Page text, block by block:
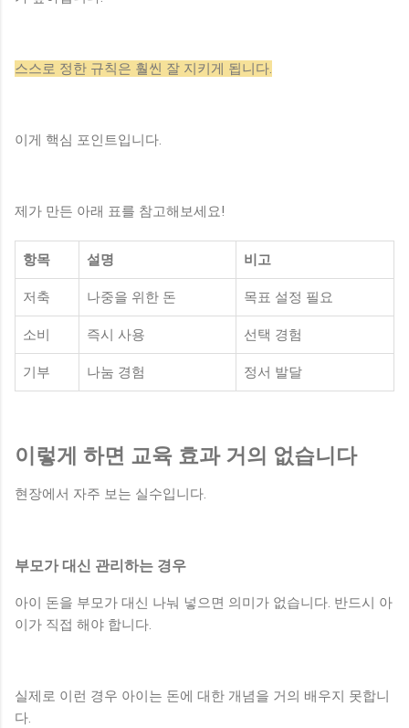
스스로 정한 규칙은 훨씬 잘 지키게 됩니다.
이게 핵심 포인트입니다.
제가 만든 아래 표를 참고해보세요!
항목 설명 비고
저축 나중을 위한 돈 목표 설정 필요
소비 즉시 사용 선택 경험
기부 나눔 경험 정서 발달
이렇게 하면 교육 효과 거의 없습니다
현장에서 자주 보는 실수입니다.
부모가 대신 관리하는 경우
아이 돈을 부모가 대신 나눠 넣으면 의미가 없습니다. 반드시 아
이가 직접 해야 합니다.
실제로 이런 경우 아이는 돈에 대한 개념을 거의 배우지 못합니
다.